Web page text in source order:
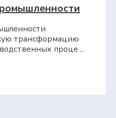
трансформацию
проце ...